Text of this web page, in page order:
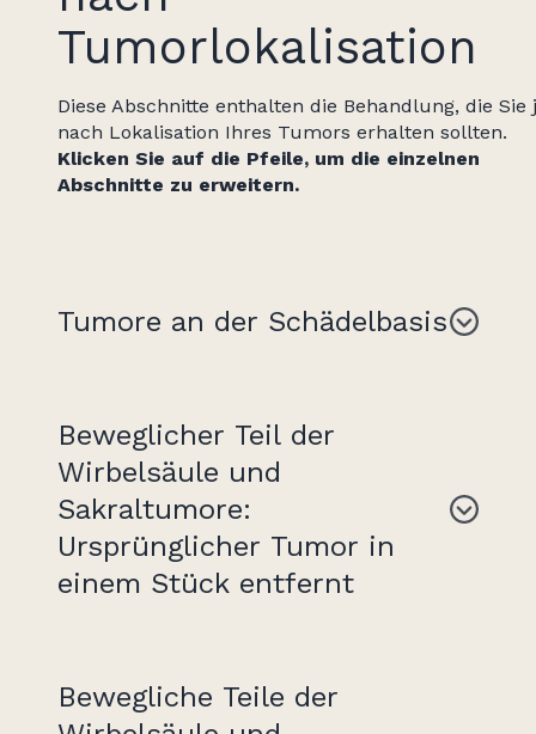
Tumorlokalisation
Diese Abschnitte enthalten die Behandlung, die Sie
nach Lokalisation Ihres Tumors erhalten sollten.
Klicken Sie auf die Pfeile, um die einzelnen
Abschnitte zu erweitern.
Tumore an der Schädelbasis
Beweglicher Teil der
Wirbelsäule und
Sakraltumore:
Ursprünglicher Tumor in
einem Stück entfernt
Bewegliche Teile der